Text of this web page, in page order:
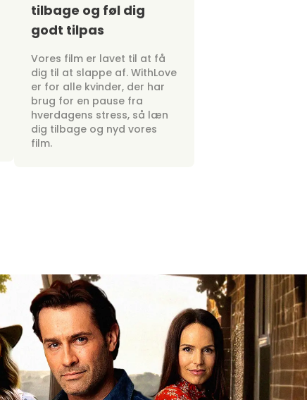
tilbage og føl dig
godt tilpas
Vores film er lavet til at få
dig til at slappe af. WithLove
er for alle kvinder, der har
brug for en pause fra
hverdagens stress, så læn
dig tilbage og nyd vores
film.